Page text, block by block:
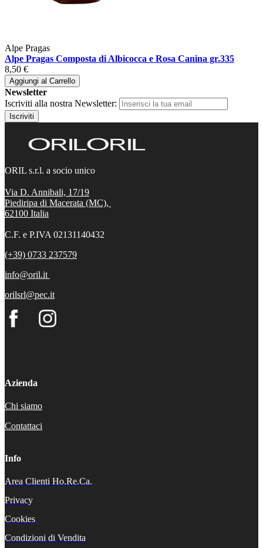
Alpe Pragas
Alpe Pragas Composta di Albicocca e Rosa Canina gr.335
8,50 €
Aggiungi al Carrello
Newsletter
Iscriviti alla nostra Newsletter:
Iscriviti
ORIL s.r.l. a socio unico
Via D. Annibali, 17/19
Piediripa di Macerata (MC),
62100 Italia
C.F. e P.IVA 02131140432
(+39) 0733 237579
info@oril.it
orilsrl@pec.it
Azienda
Chi siamo
Contattaci
Info
Area Clienti Ho.Re.Ca.
Privacy
Cookies
Condizioni di Vendita